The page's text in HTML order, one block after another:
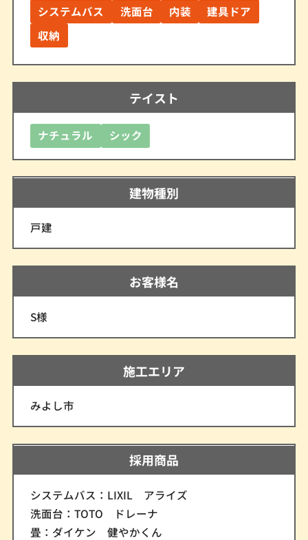
システムバス 洗面台 内装
建具ドア
収納
テイスト
ナチュラル シック
建物種別
戸建
お客様名
S様
施工エリア
みよし市
採用商品
システムバス：LIXIL アライズ
洗面台：TOTO ドレーナ
畳：ダイケン 健やかくん